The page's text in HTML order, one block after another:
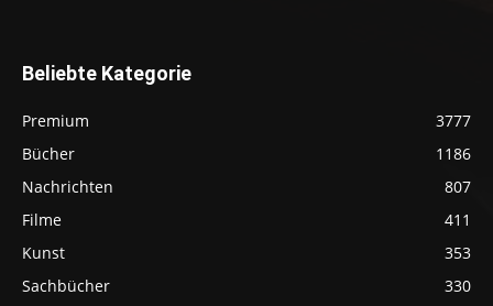
Beliebte Kategorie
Premium
3777
Bücher
1186
Nachrichten
807
Filme
411
Kunst
353
Sachbücher
330